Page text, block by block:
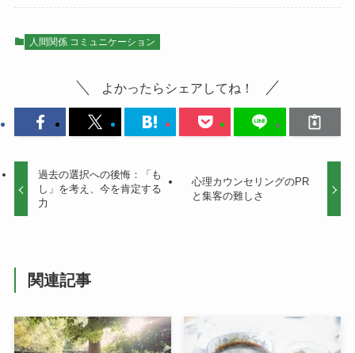
人間関係 コミュニケーション
よかったらシェアしてね！
過去の選択への後悔：「も
し」を考え、今を肯定する
力
心理カウンセリングのPR
と集客の難しさ
関連記事